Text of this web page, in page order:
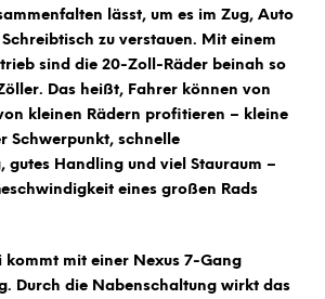
lässt, um es im Zug, Auto
zu verstauen. Mit einem
sind die 20-Zoll-Räder beinah so
Das heißt, Fahrer können von
kleinen Rädern profitieren – kleine
Schwerpunkt, schnelle
gutes Handling und viel Stauraum –
eines großen Rads
kommt mit einer Nexus 7-Gang
Durch die Nabenschaltung wirkt das